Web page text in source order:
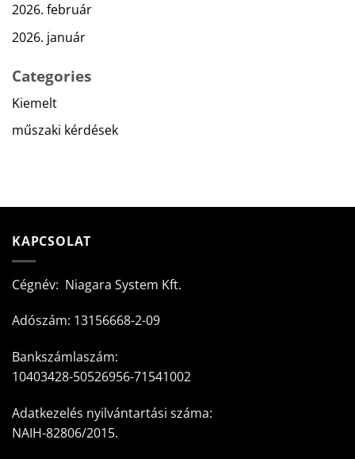
2026. február
2026. január
Categories
Kiemelt
műszaki kérdések
KAPCSOLAT
Cégnév: Niagara System Kft.
Adószám: 13156668-2-09
Bankszámlaszám:
10403428-50526956-71541002
Adatkezelés nyilvántartási száma:
NAIH-82806/2015.